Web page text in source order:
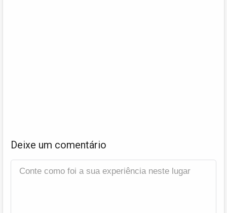
Deixe um comentário